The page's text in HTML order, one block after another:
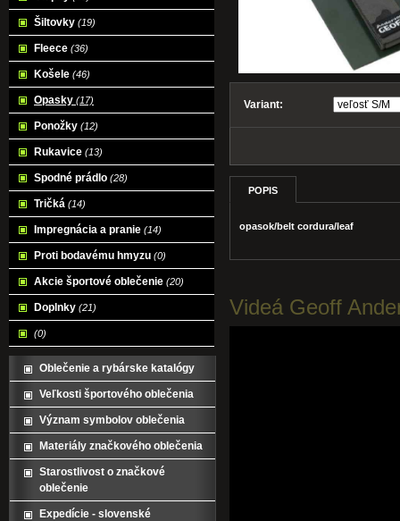
Variant:
POPIS
opasok/belt cordura/leaf
Videá Geoff
Šiltovky (19)
Fleece (36)
Košele (46)
Opasky (17)
Ponožky (12)
Rukavice (13)
Spodné prádlo (28)
Tričká (14)
Impregnácia a pranie (14)
Proti bodavému hmyzu (0)
Akcie športové oblečenie (20)
Doplnky (21)
(0)
Oblečenie a rybárske katalógy
Veľkosti športového oblečenia
Význam symbolov oblečenia
Materiály značkového oblečenia
Starostlivost o značkové
oblečenie
Expedície - slovenské